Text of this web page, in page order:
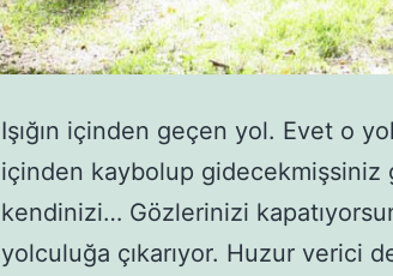
Işığın içinden geçen yol. Evet o
içinden kaybolup gidecekmişsiniz
kendinizi… Gözlerinizi
yolculuğa çıkarıyor. Huzur verici